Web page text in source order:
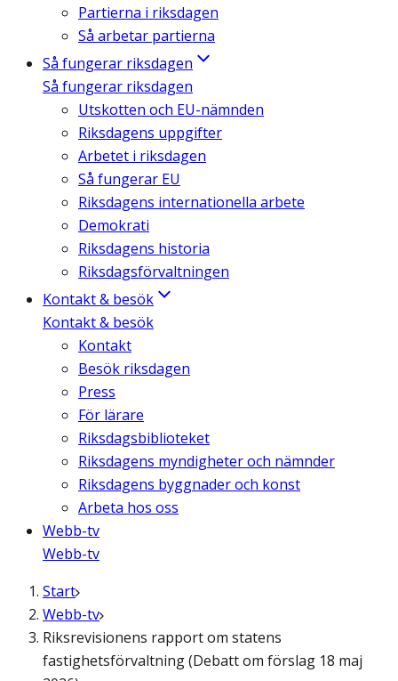
Partierna i riksdagen
Så arbetar partierna
Så fungerar riksdagen
Så fungerar riksdagen
Utskotten och EU-nämnden
Riksdagens uppgifter
Arbetet i riksdagen
Så fungerar EU
Riksdagens internationella arbete
Demokrati
Riksdagens historia
Riksdagsförvaltningen
Kontakt & besök
Kontakt & besök
Kontakt
Besök riksdagen
Press
För lärare
Riksdagsbiblioteket
Riksdagens myndigheter och nämnder
Riksdagens byggnader och konst
Arbeta hos oss
Webb-tv
Webb-tv
Start
Webb-tv
Riksrevisionens rapport om statens
fastighetsförvaltning (Debatt om förslag 18 maj